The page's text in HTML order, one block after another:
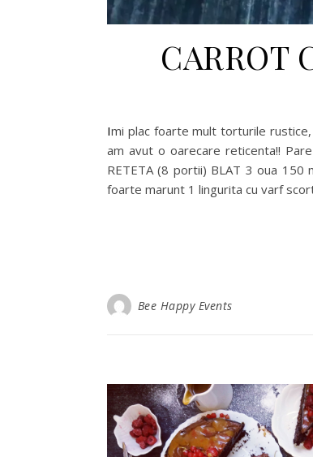
CARROT
Imi plac foarte mult torturile rustice, simple,, care nu arata spectaculos, dar care impresioneaza prin gust. Cand am mancat prima oara din tortul cu morcovi
am avut o oarecare reticenta!!
RETETA (8 portii) BLAT 3 oua
foarte marunt 1 lingurita cu varf
Bee Happy Events